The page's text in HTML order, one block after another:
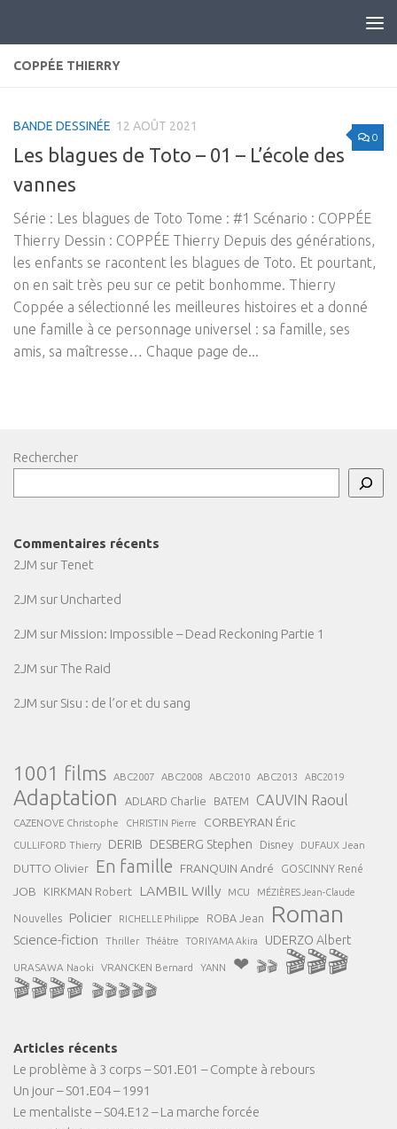
COPPÉE THIERRY
0
BANDE DESSINÉE 12 AOÛT 2021
Les blagues de Toto – 01 – L’école des
vannes
Série : Les blagues de Toto Tome : #1 Scénario : COPPÉE
Thierry Dessin : COPPÉE Thierry Depuis des générations,
les enfants se racontent les blagues de Toto. Et pourtant,
on en sait très peu sur ce petit bonhomme. Thierry
Coppée a sélectionné les meilleures histoires et a donné
une famille à ce personnage universel : sa famille, ses
amis, sa maîtresse… Chaque page de...
Rechercher
Commentaires récents
2JM surTenet
2JM sur Uncharted
2JM sur Mission: Impossible – Dead Reckoning Partie 1
2JM surThe Raid
2JM sur Sisu : de l’or et du sang
1001 films ABC2007 ABC2008 ABC2010 ABC2013 ABC2019
Adaptation ADLARD Charlie BATEM CAUVIN Raoul
CAZENOVE Christophe CHRISTIN Pierre CORBEYRAN Éric
CULLIFORD Thierry DERIB DESBERG Stephen Disney DUFAUX Jean
DUTTO Olivier En famille FRANQUIN André GOSCINNY René
JOB KIRKMAN Robert LAMBIL Willy MCU MÉZIÈRES Jean-Claude
Nouvelles Policier RICHELLE Philippe ROBA Jean Roman
Science-fiction Thriller Théâtre TORIYAMA Akira UDERZO Albert
URASAWA Naoki VRANCKEN Bernard YANN ❤ 🎬🎬 🎬🎬🎬
🎬🎬🎬🎬 🎬🎬🎬🎬🎬
Articles récents
Le problème à 3 corps – S01.E01 – Compte à rebours
Un jour – S01.E04 – 1991
Le mentaliste – S04.E12 – La marche forcée